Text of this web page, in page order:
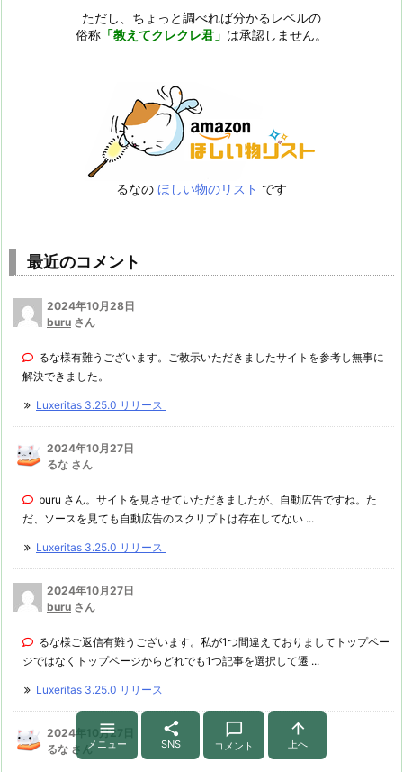
ただし、ちょっと調べれば分かるレベルの
俗称 「教えてクレクレ君」 は承認しません。
るなの ほしい物のリスト です
最近のコメント
2024年10月28日
buru さん
るな様有難うございます。ご教示いただきましたサイトを参考し無事に
解決できました。
Luxeritas 3.25.0 リリース
2024年10月27日
るな さん
buru さん。サイトを見させていただきましたが、自動広告ですね。た
だ、ソースを見ても自動広告のスクリプトは存在してない ...
Luxeritas 3.25.0 リリース
2024年10月27日
buru さん
るな様ご返信有難うございます。私が1つ間違えておりましてトップペー
ジではなくトップページからどれでも1つ記事を選択して遷 ...
Luxeritas 3.25.0 リリース
2024年10月27日
るな さん

メニュー

SNS

コメント

上へ